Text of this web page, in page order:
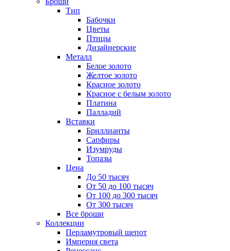
Тип
Бабочки
Цветы
Птицы
Дизайнерские
Металл
Белое золото
Желтое золото
Красное золото
Красное с белым золото
Платина
Палладий
Вставки
Бриллианты
Сапфиры
Изумруды
Топазы
Цена
До 50 тысяч
От 50 до 100 тысяч
От 100 до 300 тысяч
От 300 тысяч
Все броши
Коллекции
Перламутровый шепот
Империя света